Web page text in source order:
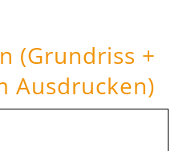
(Grundriss +
Ausdrucken)